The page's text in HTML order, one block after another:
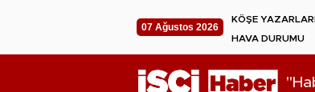
07 Ağustos 2026
KÖŞE
HAVA DURUMU